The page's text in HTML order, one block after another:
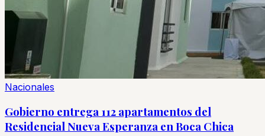
Nacionales
Gobierno entrega 112 apartamentos del
Residencial Nueva Esperanza en Boca Chica